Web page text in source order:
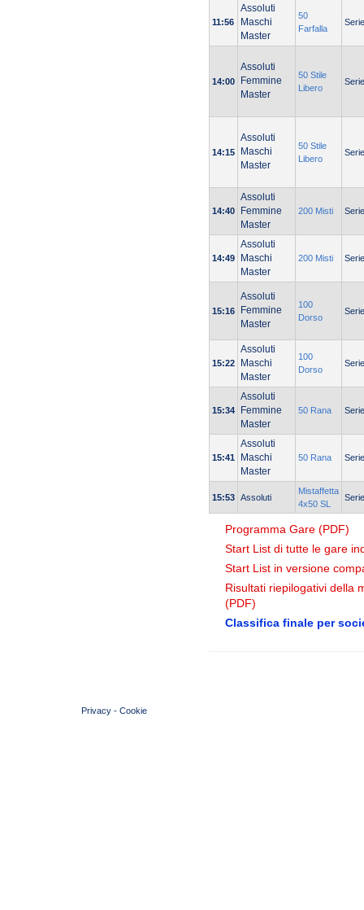
11:56
Assoluti
Maschi
Master
50
Farfalla
Serie
14:00
Assoluti
Femmine
Master
50 Stile
Libero
Serie
14:15
Assoluti
Maschi
Master
50 Stile
Libero
Serie
14:40
Assoluti
Femmine
Master
200 Misti Serie
14:49
Assoluti
Maschi
Master
200 Misti Serie
15:16
Assoluti
Femmine
Master
100
Dorso
Serie
15:22
Assoluti
Maschi
Master
100
Dorso
Serie
15:34
Assoluti
Femmine
Master
50 Rana Serie
15:41
Assoluti
Maschi
Master
50 Rana Serie
15:53 Assoluti
Mistaffetta
4x50 SL
Serie
Programma Gare (PDF)
Start List di tutte le gare
Start List in versione
Risultati riepilogativi della
(PDF)
Classifica finale per
Privacy - Cookie